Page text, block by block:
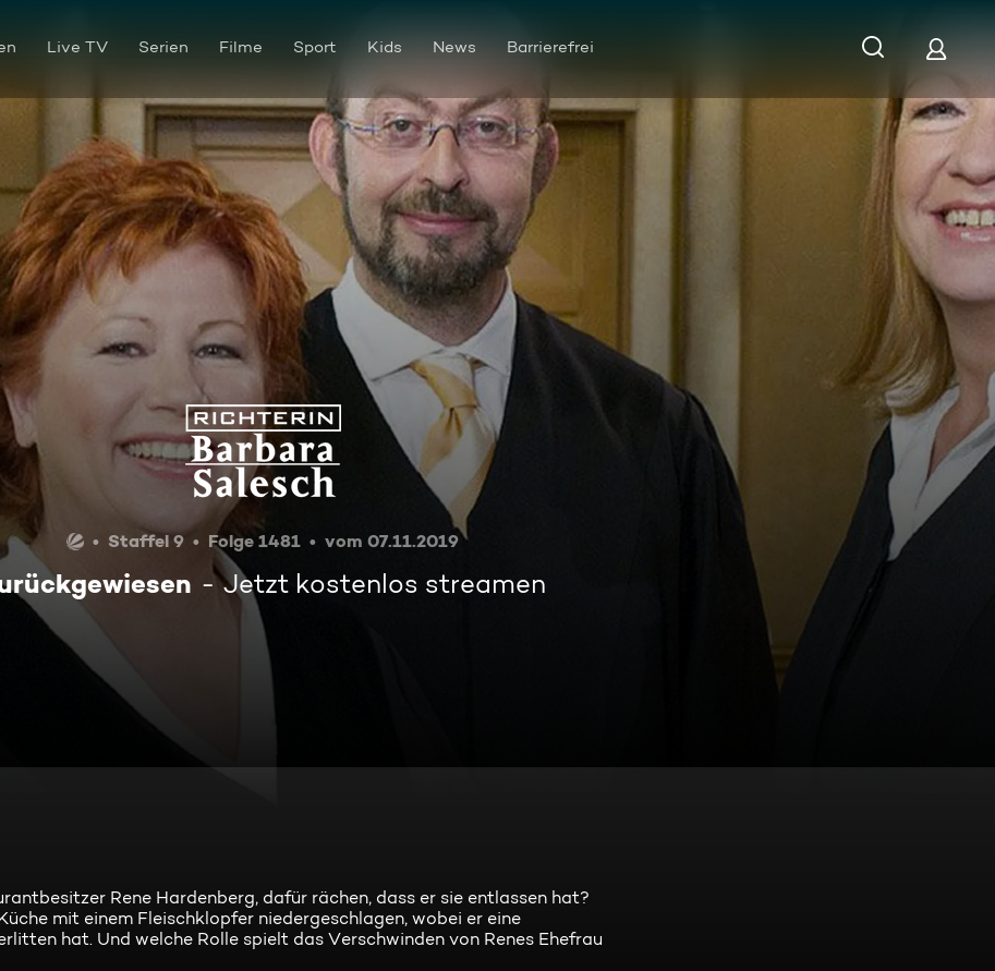
Live TV Serien Filme Sport Kids News Barrierefrei
Zurückgewiesen
Staffel 9 Folge 1481 vom 07.11.2019
Jetzt kostenlos streamen
Rene Hardenberg, dafür rächen, dass er sie entlassen hat?
mit einem Fleischklopfer niedergeschlagen, wobei er eine
hat. Und welche Rolle spielt das Verschwinden von Renes Ehefrau